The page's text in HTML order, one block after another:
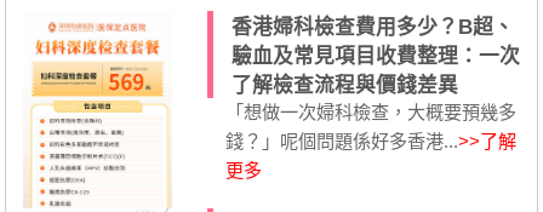
香港婦科檢查費用多少？B超、
驗血及常見項目收費整理：一次
了解檢查流程與價錢差異
「想做一次婦科檢查，大概要預幾多
錢？」呢個問題係好多香港...>>了解
更多